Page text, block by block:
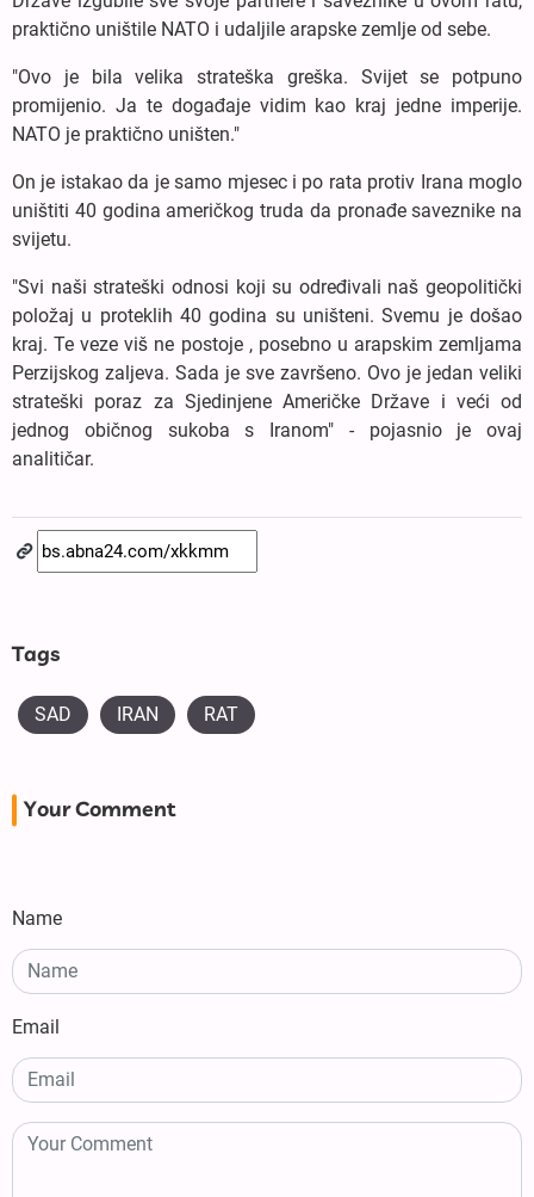
praktično uništile NATO i udaljile arapske zemlje od sebe.
"Ovo je bila velika strateška greška. Svijet se potpuno
promijenio. Ja te događaje vidim kao kraj jedne imperije.
NATO je praktično uništen."
On je istakao da je samo mjesec i po rata protiv Irana moglo
uništiti 40 godina američkog truda da pronađe saveznike na
svijetu.
"Svi naši strateški odnosi koji su određivali naš geopolitički
položaj u proteklih 40 godina su uništeni. Svemu je došao
kraj. Te veze viš ne postoje , posebno u arapskim zemljama
Perzijskog zaljeva. Sada je sve završeno. Ovo je jedan veliki
strateški poraz za Sjedinjene Američke Države i veći od
jednog običnog sukoba s Iranom" - pojasnio je ovaj
analitičar.
Tags
SAD IRAN RAT
Your Comment
Name
Email